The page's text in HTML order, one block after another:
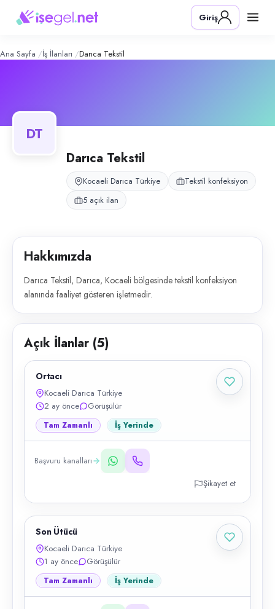
Tekstil– Şirket Profili
Konum:
Darıca Tekstil, Darıca, Kocaeli bölgesinde tekstil konfeksiyon
Son Ütücü
Giriş
Ana Sayfa İş İlanları Darıca Tekstil
DT
Darıca Tekstil
Kocaeli Darıca Türkiye
Tekstil konfeksiyon
5 açık ilan
Hakkımızda
Darıca Tekstil, Darıca, Kocaeli bölgesinde tekstil konfeksiyon
alanında faaliyet gösteren işletmedir.
Açık İlanlar (5)
Ortacı
Kocaeli Darıca Türkiye
2 ay önce
Görüşülür
Tam Zamanlı İş Yerinde
Başvuru kanalları
Şikayet et
Son Ütücü
Kocaeli Darıca Türkiye
1 ay önce
Görüşülür
Tam Zamanlı İş Yerinde